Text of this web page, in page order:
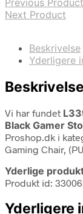
Previous Product
Next Product
Beskrivelse
Yderligere
Beskrivelse
Vi har fundet
Black Gamer
Proshop.dk i
Gaming Chair,
Yderlige
Produkt id:
Yderligere